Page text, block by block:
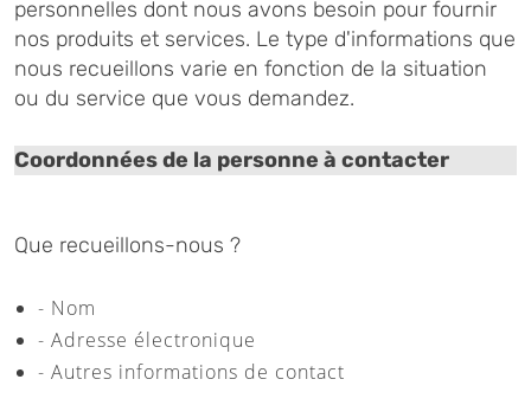
personnelles dont nous avons besoin pour fournir
nos produits et services. Le type d'informations que
nous recueillons varie en fonction de la situation
ou du service que vous demandez.
Coordonnées de la personne à contacter
Que recueillons-nous ?
- Nom
- Adresse électronique
- Autres informations de contact